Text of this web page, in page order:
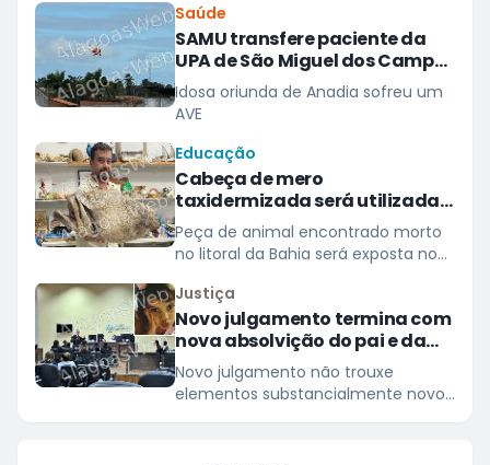
Saúde
SAMU transfere paciente da
UPA de São Miguel dos Campos
para hospital em Maceió
Idosa oriunda de Anadia sofreu um
AVE
Educação
Cabeça de mero
taxidermizada será utilizada
para educação ambiental
Peça de animal encontrado morto
no litoral da Bahia será exposta no
Universitária da Ufal em Penedo
Justiça
Novo julgamento termina com
nova absolvição do pai e da
madrasta de Allexia Sophia
em São Miguel dos Campos
Novo julgamento não trouxe
elementos substancialmente novos